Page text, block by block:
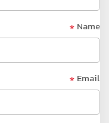
Name
*
Email
*